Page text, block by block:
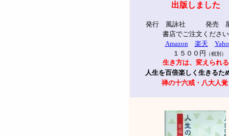
出版しました
発行 風詠社 発売 星
書店でご注文ください
Amazon
楽天
１５００円
（税別）
生き方は、変えられる
人生を百倍楽しく生きるた
禅の十六戒・八大人覚